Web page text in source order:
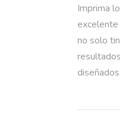
Imprima
excelente
no solo